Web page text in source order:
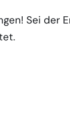
Sei der